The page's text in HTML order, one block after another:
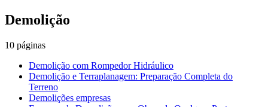
Demolição
10 páginas
Demolição com Rompedor Hidráulico
Demolição e Terraplanagem: Preparação Completa do
Terreno
Demolições empresas